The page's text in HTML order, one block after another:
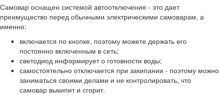
Самовар оснащен системой автоотключения - это дает
преимущество перед обычными электрическими самоварам, а
именно:
включается по кнопке, поэтому можете держать его
постоянно включенным в сеть;
светодиод информирует о готовности воды;
самостоятельно отключается при закипании - поэтому можно
заниматься своими делами и не контролировать, что
самовар выкипит и сгорит.